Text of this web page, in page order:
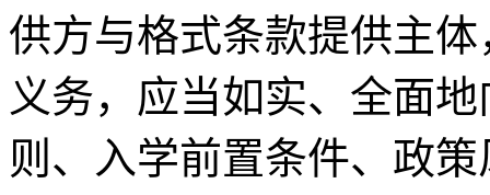
供方与格式条款提供主
义务，应当如实、全面
则、入学前置条件、政